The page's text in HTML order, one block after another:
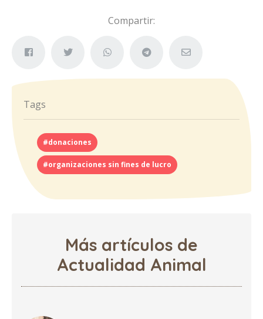
Compartir:
Tags
#donaciones
#organizaciones sin fines de lucro
Más artículos de
Actualidad Animal